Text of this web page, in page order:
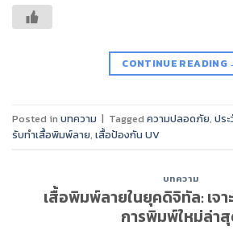
CONTINUE READING
Posted in บทความ | Tagged ความปลอดภัย, ปร
รับทำเสื้อพิมพ์ลาย, เสื้อป้องกัน UV
บทความ
เสื้อพิมพ์ลายในยุคดิจิทัล: เจา
การพิมพ์ใหม่ล่า